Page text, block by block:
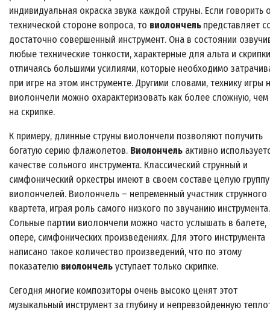
индивидуальная окраска звука каждой струны. Если говорить
технической стороне вопроса, то виолончель представляет
достаточно совершенный инструмент. Она в состоянии
любые технические тонкости, характерные для альта и
отличаясь большими усилиями, которые необходимо
при игре на этом инструменте. Другими словами, технику игры
виолончели можно охарактеризовать как более сложную, чем
на скрипке.
К примеру, длинные струны виолончели позволяют получить
богатую серию флажолетов. Виолончель активно
качестве сольного инструмента. Классический струнный и
симфонический оркестры имеют в своем составе целую группу
виолончелей. Виолончель – непременный участник струнного
квартета, играя роль самого низкого по звучанию инструмента.
Сольные партии виолончели можно часто услышать в балете,
опере, симфонических произведениях. Для этого инструмента
написано такое количество произведений, что по этому
показателю виолончель уступает только скрипке.
Сегодня многие композиторы очень высоко ценят этот
музыкальный инструмент за глубину и непревзойденную